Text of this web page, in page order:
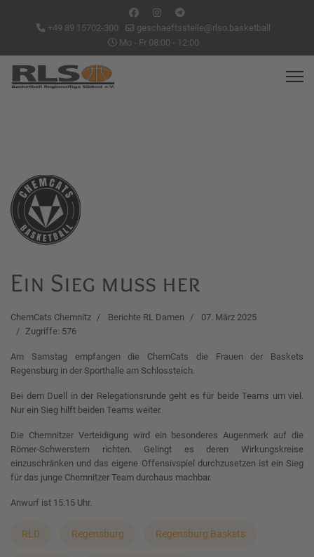
+49 89 15702-300
geschaeftsstelle@rlso.basketball
Mo - Fr 08:00 - 12:00
Ein Sieg muss her
ChemCats Chemnitz Berichte RL Damen
07. März 2025
Zugriffe: 576
Am Samstag empfangen die ChemCats die Frauen der Baskets
Regensburg in der Sporthalle am Schlossteich.
Bei dem Duell in der Relegationsrunde geht es für beide Teams um viel.
Nur ein Sieg hilft beiden Teams weiter.
Die Chemnitzer Verteidigung wird ein besonderes Augenmerk auf die
Römer-Schwerstern richten. Gelingt es deren Wirkungskreise
einzuschränken und das eigene Offensivspiel durchzusetzen ist ein Sieg
für das junge Chemnitzer Team durchaus machbar.
Anwurf ist 15:15 Uhr.
RLD Regensburg Regensburg Baskets